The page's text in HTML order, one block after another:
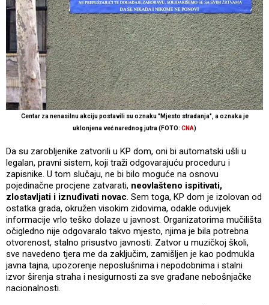
Centar za nenasilnu akciju postavili su oznaku "Mjesto stradanja", a oznaka je
uklonjena već narednog jutra (FOTO: CNA)
Da su zarobljenike zatvorili u KP dom, oni bi automatski ušli u
legalan, pravni sistem, koji traži odgovarajuću proceduru i
zapisnike. U tom slučaju, ne bi bilo moguće na osnovu
pojedinačne procjene zatvarati, neovlašteno ispitivati,
zlostavljati i iznuđivati novac. Sem toga, KP dom je izolovan od
ostatka grada, okružen visokim zidovima, odakle oduvijek
informacije vrlo teško dolaze u javnost. Organizatorima mučilišta
očigledno nije odgovaralo takvo mjesto, njima je bila potrebna
otvorenost, stalno prisustvo javnosti. Zatvor u muzičkoj školi,
sve navedeno tjera me da zaključim, zamišljen je kao podmukla
javna tajna, upozorenje neposlušnima i nepodobnima i stalni
izvor širenja straha i nesigurnosti za sve građane nebošnjačke
nacionalnosti.